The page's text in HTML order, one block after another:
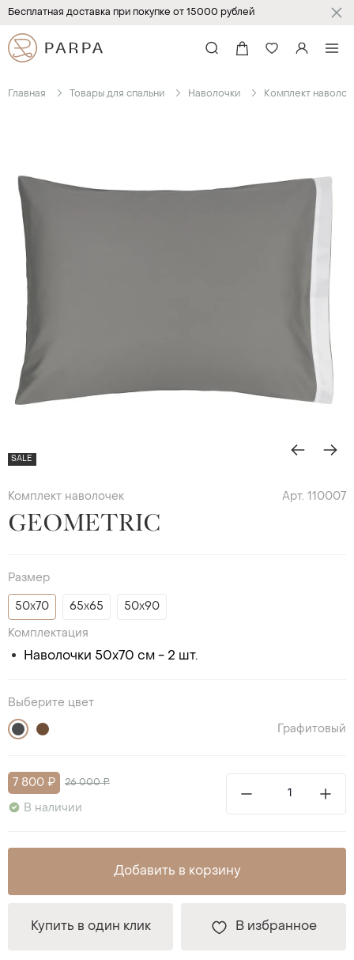
Бесплатная доставка при покупке от 15000 рублей
Главная Товары для спальни Наволочки Комплект
SALE
Комплект наволочек Арт. 110007
GEOMETRIC
Размер
50х70 65х65 50х90
Комплектация
Наволочки 50х70 см - 2 шт.
Выберите цвет
Графитовый
7 800 ₽ 26 000 ₽
В наличии
Добавить в корзину
Купить в один клик В избранное